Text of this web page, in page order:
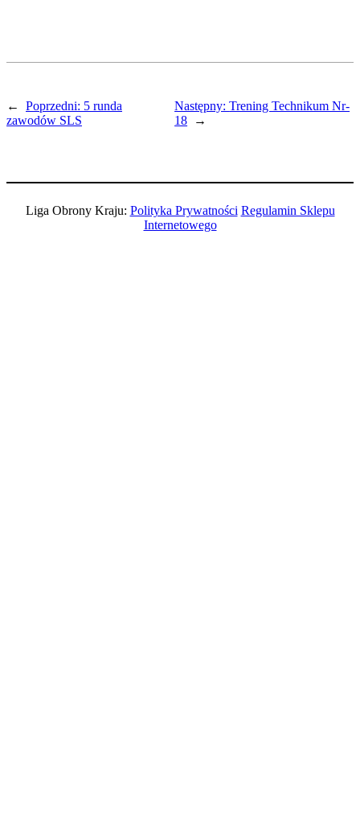
← Poprzedni: 5 runda
zawodów SLS
Następny:Trening Technikum Nr-
18
→
Liga Obrony Kraju: Polityka Prywatności Regulamin Sklepu
Internetowego